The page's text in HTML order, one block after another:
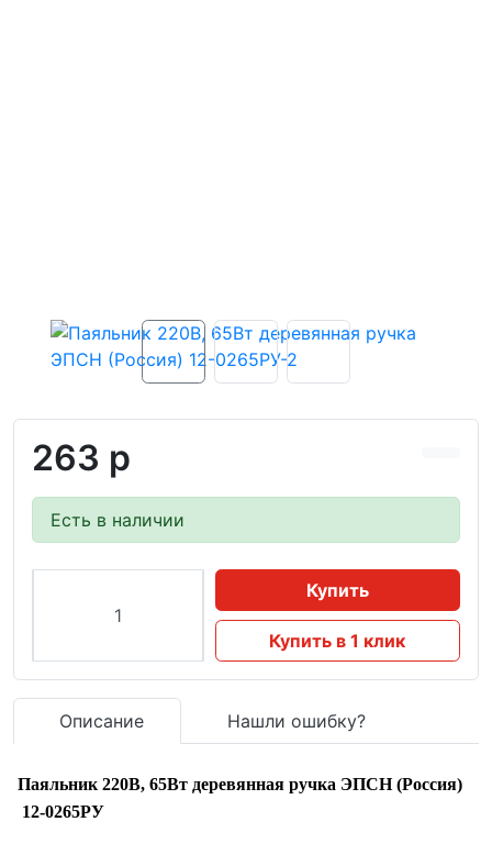
263 р
Есть в наличии
Купить
Купить в 1 клик
Описание Нашли ошибку?
Паяльник 220В, 65Вт деревянная ручка ЭПСН (Россия)
12-0265РУ